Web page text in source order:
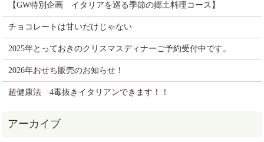
【GW特別企画 イタリアを巡る季節の郷土料理コース】
チョコレートは甘いだけじゃない
2025年とっておきのクリスマスディナーご予約受付中です。
2026年おせち販売のお知らせ！
超健康法 4毒抜きイタリアンできます！！